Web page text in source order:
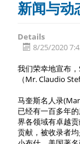
下载中心
新闻中心
联系方式
新闻与动
Details
8/25/2020
我们荣幸地宣布
（Mr. Claudio
马奎斯名人录
已经有一百多年
界各领域有卓越
贡献，被收录者